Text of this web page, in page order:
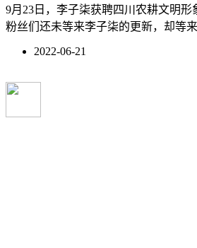
9月23日，李子柒获聘四川农耕文明形
粉丝们还未等来李子柒的更新，却等
2022-06-21